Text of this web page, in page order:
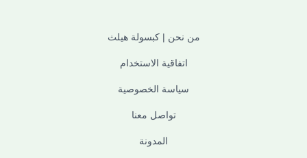
من نحن | كبسولة هيلث
اتفاقية الاستخدام
سياسة الخصوصية
تواصل معنا
المدونة